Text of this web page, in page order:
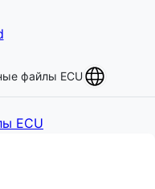
файлы ECU
ECU